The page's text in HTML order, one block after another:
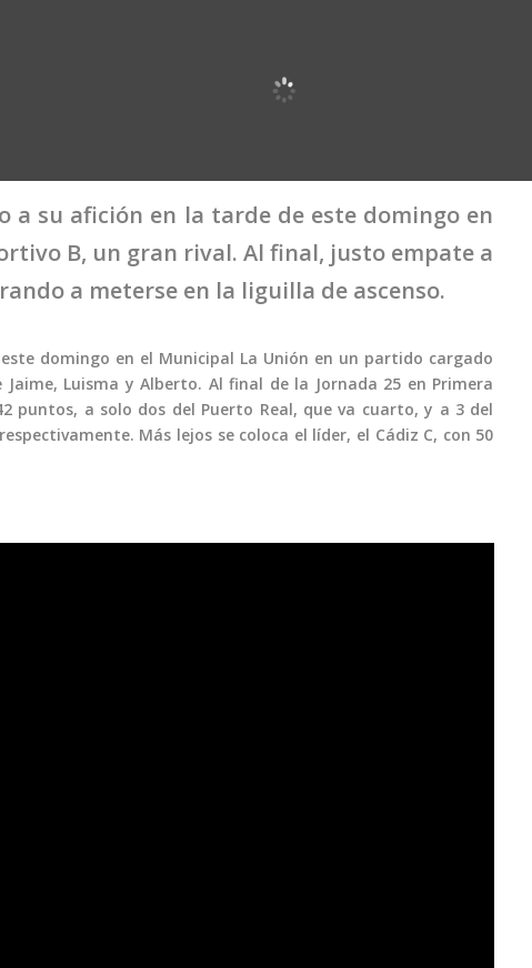
a su afición en la tarde de este domingo en
B, un gran rival. Al final, justo empate a
a meterse en la liguilla de ascenso.
domingo en el Municipal La Unión en un partido cargado
Luisma y Alberto. Al final de la Jornada 25 en Primera
puntos, a solo dos del Puerto Real, que va cuarto, y a 3 del
Más lejos se coloca el líder, el Cádiz C, con 50